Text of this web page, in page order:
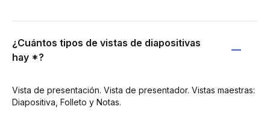
¿Cuántos tipos de vistas de diapositivas
hay *?
Vista de presentación. Vista de presentador. Vistas maestras:
Diapositiva, Folleto y Notas.